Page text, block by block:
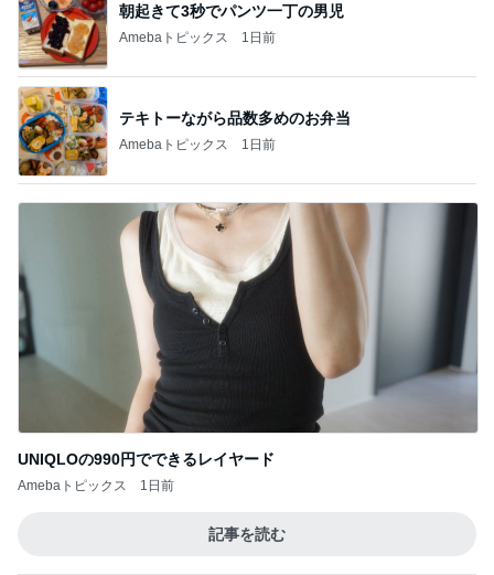
朝起きて3秒でパンツ一丁の男児
Amebaトピックス 1日前
テキトーながら品数多めのお弁当
Amebaトピックス 1日前
UNIQLOの990円でできるレイヤード
Amebaトピックス 1日前
記事を読む